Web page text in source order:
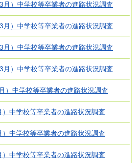
）中学校等卒業者の進路状況調査
）中学校等卒業者の進路状況調査
）中学校等卒業者の進路状況調査
）中学校等卒業者の進路状況調査
）中学校等卒業者の進路状況調査
中学校等卒業者の進路状況調査
中学校等卒業者の進路状況調査
中学校等卒業者の進路状況調査